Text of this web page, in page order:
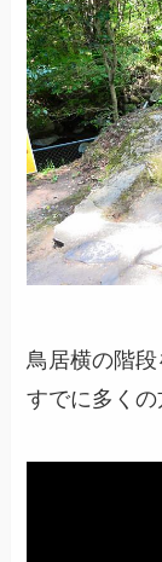
鳥居横の階段
すでに多くの